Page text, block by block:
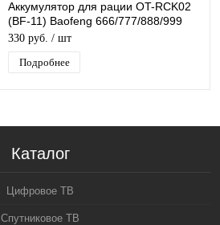
Аккумулятор для рации OT-RCK02
(BF-11) Baofeng 666/777/888/999
(3,7В, 1500мА)
330 руб. / шт
Подробнее
Каталог
Цифровое ТВ
Спутниковое ТВ